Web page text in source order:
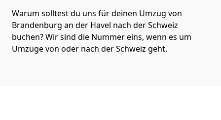
Warum solltest du uns für deinen Umzug von
Brandenburg an der Havel nach der Schweiz
buchen? Wir sind die Nummer eins, wenn es um
Umzüge von oder nach der Schweiz geht.